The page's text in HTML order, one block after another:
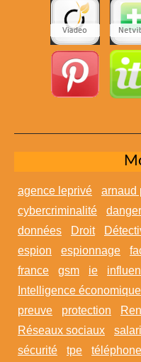
agence leprivé arnaud
cybercriminalité
danger
données
Droit
espion
espionnage
france
gsm ie
Intelligence économique
preuve
protection
Réseaux sociaux
sécurité
tpe téléphone